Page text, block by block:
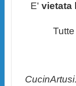
E' vietata